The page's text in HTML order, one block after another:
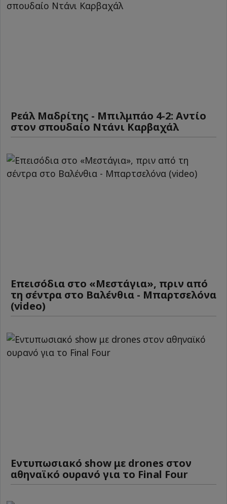
Ρεάλ Μαδρίτης - Μπιλμπάο 4-2: Αντίο
στον σπουδαίο Ντάνι Καρβαχάλ
Επεισόδια στο «Μεστάγια», πριν από
τη σέντρα στο Βαλένθια - Μπαρτσελόνα
(video)
Εντυπωσιακό show με drones στον
αθηναϊκό ουρανό για το Final Four